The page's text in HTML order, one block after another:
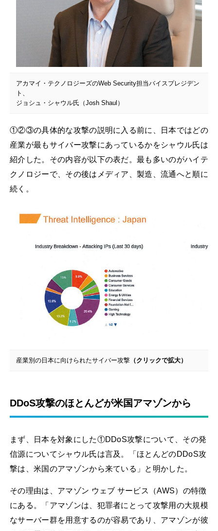
アカマイ・テクノロジーズのWeb Security担当バイスプレジデン
ト、
ジョシュ・シャウル氏（Josh Shaul）
①②③の具体的な攻撃の説明に入る前に、日本ではどの
産業が最もサイバー攻撃にあっているかをシャウル氏は
紹介した。その内容が以下の表だ。最も多いのがハイテ
クノロジーで、その後はメディア、製造、流通へと順に
続く。
産業別の日本に向けられたサイバー攻撃（クリックで拡大）
DDoS攻撃のほとんどが米国アマゾンから
まず、日本を対象にした①DDoS攻撃について、その発
信源についてシャウル氏は言及。「ほとんどのDDoS攻
撃は、米国のアマゾンから来ている」と明かした。
その理由は、アマゾン ウェブ サービス（AWS）の特徴
にある。「アマゾンは、犯罪者にとって攻撃用の大規模
なサーバー群を用意するのが容易であり、アマゾンが彼